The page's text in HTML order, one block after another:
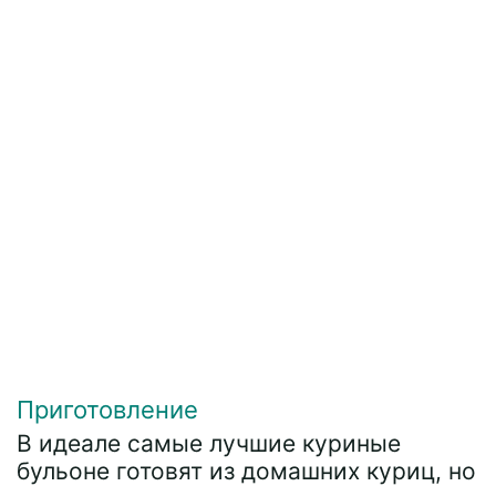
Приготовление
В идеале самые лучшие куриные
бульоне готовят из домашних куриц, но